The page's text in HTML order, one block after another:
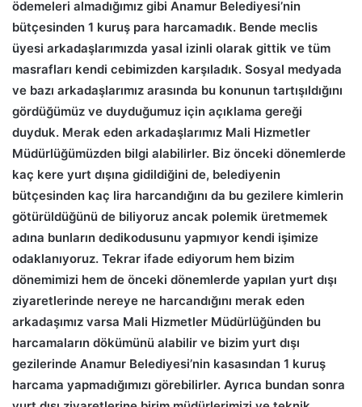
ödemeleri almadığımız gibi Anamur Belediyesi’nin
bütçesinden 1 kuruş para harcamadık. Bende meclis
üyesi arkadaşlarımızda yasal izinli olarak gittik ve tüm
masrafları kendi cebimizden karşıladık. Sosyal medyada
ve bazı arkadaşlarımız arasında bu konunun tartışıldığını
gördüğümüz ve duyduğumuz için açıklama gereği
duyduk. Merak eden arkadaşlarımız Mali Hizmetler
Müdürlüğümüzden bilgi alabilirler. Biz önceki dönemlerde
kaç kere yurt dışına gidildiğini de, belediyenin
bütçesinden kaç lira harcandığını da bu gezilere kimlerin
götürüldüğünü de biliyoruz ancak polemik üretmemek
adına bunların dedikodusunu yapmıyor kendi işimize
odaklanıyoruz. Tekrar ifade ediyorum hem bizim
dönemimizi hem de önceki dönemlerde yapılan yurt dışı
ziyaretlerinde nereye ne harcandığını merak eden
arkadaşımız varsa Mali Hizmetler Müdürlüğünden bu
harcamaların dökümünü alabilir ve bizim yurt dışı
gezilerinde Anamur Belediyesi’nin kasasından 1 kuruş
harcama yapmadığımızı görebilirler. Ayrıca bundan sonra